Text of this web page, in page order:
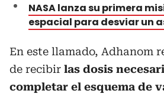
NASA lanza su primera
espacial para desviar un
En este llamado, Adhanom
de recibir las dosis
completar el esquema de